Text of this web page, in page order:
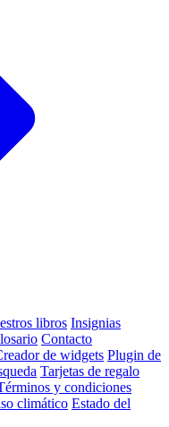
libros Insignias
Contacto
de widgets Plugin de
Tarjetas de regalo
y condiciones
climático Estado del